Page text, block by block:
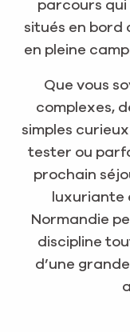
parcours
situés en bord
en pleine
Que vous
complexes,
simples
tester ou
prochain
luxuriante
Normandie
discipline
d’une